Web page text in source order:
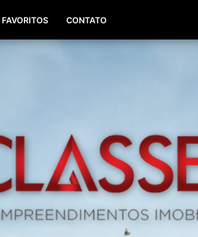
(51) 98196-8290 (51) 3064-0084
FAVORITOS CONTATO